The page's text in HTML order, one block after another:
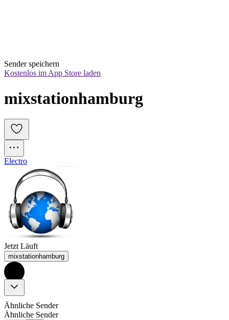
Sender speichern
Kostenlos im App Store laden
mixstationhamburg
Electro
Jetzt Läuft
mixstationhamburg
Ähnliche Sender
Ähnliche Sender